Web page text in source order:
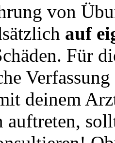
von
auf
Für
deinem
auftreten,